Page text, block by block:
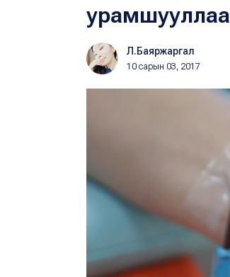
урамшууллаа
Л.Баяржаргал
10 сарын 03, 2017